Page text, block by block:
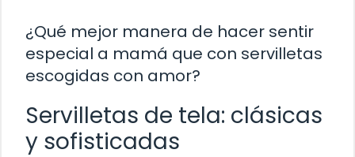
¿Qué mejor manera de hacer sentir
especial a mamá que con servilletas
escogidas con amor?
Servilletas de tela: clásicas
y sofisticadas